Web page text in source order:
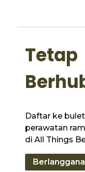
Tetap
Daftar ke
perawatan
di All Things